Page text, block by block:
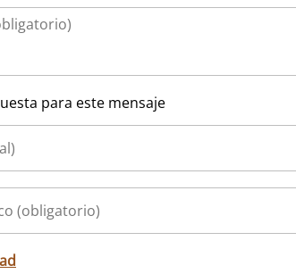
para este mensaje